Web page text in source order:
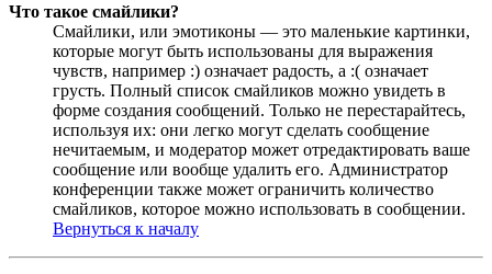
Что такое смайлики?
Смайлики, или эмотиконы — это маленькие картинки,
которые могут быть использованы для выражения
чувств, например :) означает радость, а :( означает
грусть. Полный список смайликов можно увидеть в
форме создания сообщений. Только не перестарайтесь,
используя их: они легко могут сделать сообщение
нечитаемым, и модератор может отредактировать ваше
сообщение или вообще удалить его. Администратор
конференции также может ограничить количество
смайликов, которое можно использовать в сообщении.
Вернуться к началу